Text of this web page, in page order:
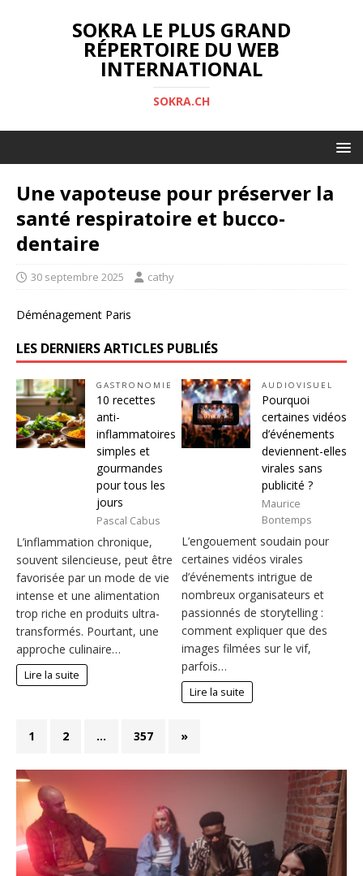
SOKRA LE PLUS GRAND
RÉPERTOIRE DU WEB
INTERNATIONAL
SOKRA.CH
Une vapoteuse pour préserver la
santé respiratoire et bucco-
dentaire
30 septembre 2025 cathy
Déménagement Paris
LES DERNIERS ARTICLES PUBLIÉS
GASTRONOMIE
10 recettes
anti-
inflammatoires
simples et
gourmandes
pour tous les
jours
Pascal Cabus
L’inflammation chronique,
souvent silencieuse, peut être
favorisée par un mode de vie
intense et une alimentation
trop riche en produits ultra-
transformés. Pourtant, une
approche culinaire…
Lire la suite
AUDIOVISUEL
Pourquoi
certaines vidéos
d’événements
deviennent-elles
virales sans
publicité ?
Maurice
Bontemps
L’engouement soudain pour
certaines vidéos virales
d’événements intrigue de
nombreux organisateurs et
passionnés de storytelling :
comment expliquer que des
images filmées sur le vif,
parfois…
Lire la suite
1 2 … 357 »